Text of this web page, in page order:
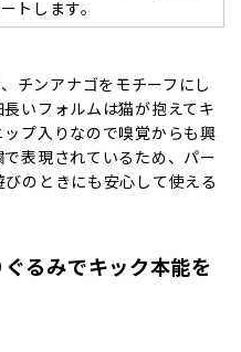
トします。
チンアナゴをモチーフにし
いフォルムは猫が抱えてキ
プ入りなので嗅覚からも興
表現されているため、パー
のときにも安心して使える
るみでキック本能を